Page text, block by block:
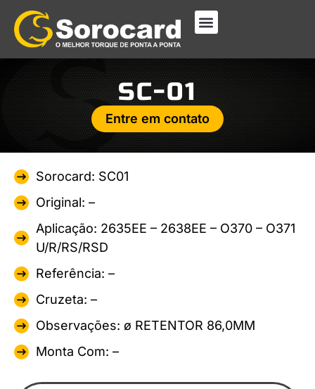
SC-01
Entre em contato
Sorocard: SC01
Original: –
Aplicação: 2635EE – 2638EE – O370 – O371
U/R/RS/RSD
Referência: –
Cruzeta: –
Observações: ø RETENTOR 86,0MM
Monta Com: –